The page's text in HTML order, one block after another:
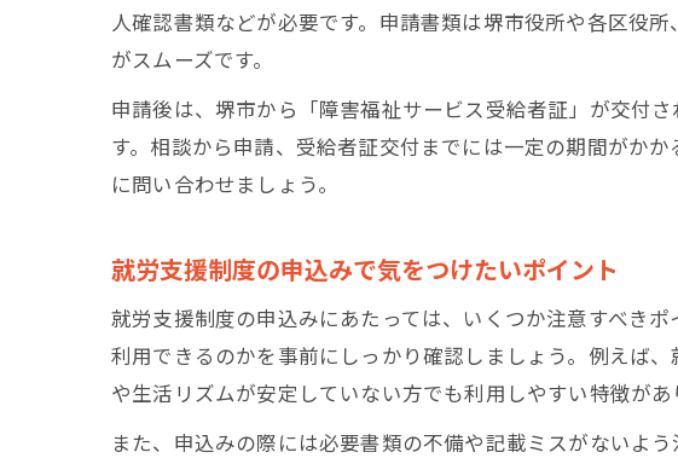
この
人確認書類などが必要です。申請書類は堺市役所や各区役
がスムーズです。
申請後は、堺市から「障害福祉サービス受給者証」が交付
す。相談から申請、受給者証交付までには一定の期間がか
に問い合わせましょう。
就労支援制度の申込みで気をつけたいポイント
就労支援制度の申込みにあたっては、いくつか注意すべき
利用できるのかを事前にしっかり確認しましょう。例えば
や生活リズムが安定していない方でも利用しやすい特徴があ
また、申込みの際には必要書類の不備や記載ミスがないよ